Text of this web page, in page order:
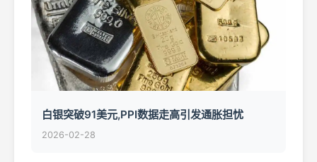
白银突破91美元,PPI数据走高引发通胀担忧
2026-02-28